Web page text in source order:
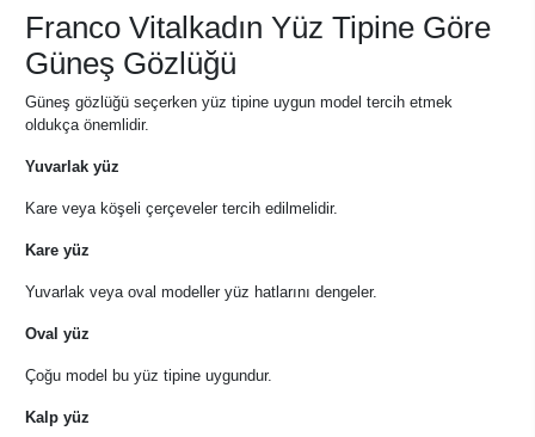
Franco Vitalkadın Yüz Tipine Göre
Güneş Gözlüğü
Güneş gözlüğü seçerken yüz tipine uygun model tercih etmek
oldukça önemlidir.
Yuvarlak yüz
Kare veya köşeli çerçeveler tercih edilmelidir.
Kare yüz
Yuvarlak veya oval modeller yüz hatlarını dengeler.
Oval yüz
Çoğu model bu yüz tipine uygundur.
Kalp yüz